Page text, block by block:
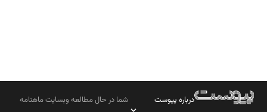
درباره پیوست
شما در حال مطالعه وبسایت ماهنامه